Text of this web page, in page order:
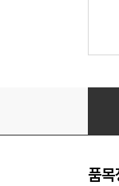
토
품목